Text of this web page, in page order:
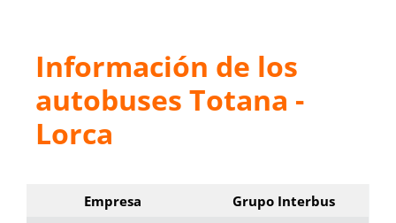
Información de los
autobuses Totana -
Lorca
Empresa Grupo Interbus